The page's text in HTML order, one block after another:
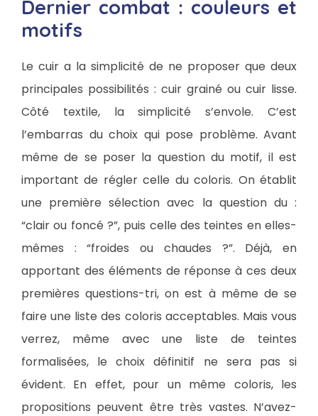
Dernier combat : couleurs et
motifs
Le cuir a la simplicité de ne proposer que deux
principales possibilités : cuir grainé ou cuir lisse.
Côté textile, la simplicité s’envole. C’est
l’embarras du choix qui pose problème. Avant
même de se poser la question du motif, il est
important de régler celle du coloris. On établit
une première sélection avec la question du :
“clair ou foncé ?”, puis celle des teintes en elles-
mêmes : “froides ou chaudes ?”. Déjà, en
apportant des éléments de réponse à ces deux
premières questions-tri, on est à même de se
faire une liste des coloris acceptables. Mais vous
verrez, même avec une liste de teintes
formalisées, le choix définitif ne sera pas si
évident. En effet, pour un même coloris, les
propositions peuvent être très vastes. N’avez-